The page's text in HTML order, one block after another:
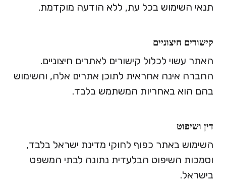
תנאי השימוש בכל עת, ללא הודעה מוקדמת.
קישורים חיצוניים
האתר עשוי לכלול קישורים לאתרים חיצוניים.
החברה אינה אחראית לתוכן אתרים אלה, והשימוש
בהם הוא באחריות המשתמש בלבד.
דין ושיפוט
השימוש באתר כפוף לחוקי מדינת ישראל בלבד,
וסמכות השיפוט הבלעדית נתונה לבתי המשפט
בישראל.